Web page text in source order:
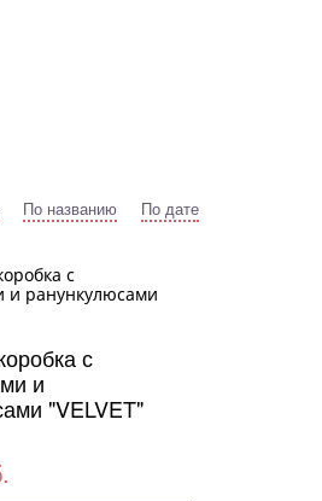
По названию По дате
с
и
"VELVET"